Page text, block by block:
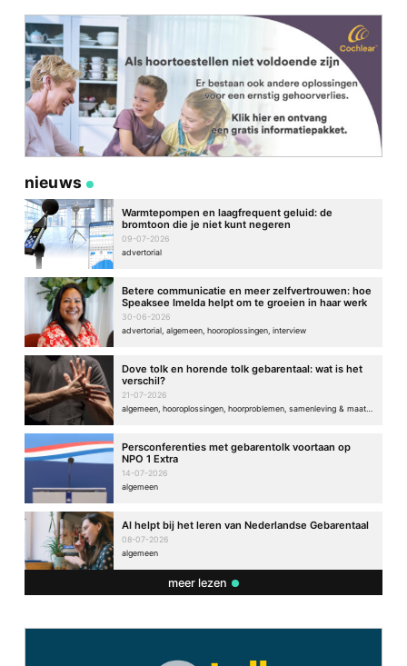
nieuws
Warmtepompen en laagfrequent geluid: de
bromtoon die je niet kunt negeren
09-07-2026
advertorial
Betere communicatie en meer zelfvertrouwen: hoe
Speaksee Imelda helpt om te groeien in haar werk
30-06-2026
advertorial, algemeen, hooroplossingen, interview
Dove tolk en horende tolk gebarentaal: wat is het
verschil?
21-07-2026
Persconferenties met gebarentolk voortaan op
NPO 1 Extra
14-07-2026
algemeen
AI helpt bij het leren van Nederlandse Gebarentaal
08-07-2026
algemeen
meer lezen